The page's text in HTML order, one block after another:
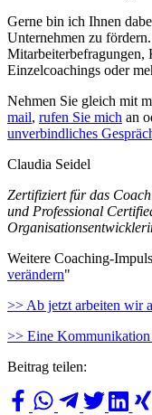
Gerne bin ich Ihnen
Unternehmen zu
Mitarbeiterbefragungen,
Einzelcoachings oder
Nehmen Sie gleich mit
mail, rufen Sie mich an
unverbindliches
Claudia Seidel
Zertifiziert für das
und Professional
Weitere Coaching-
verändern"
>> Ab jetzt arbeiten wir
>> Eine
Beitrag teilen: